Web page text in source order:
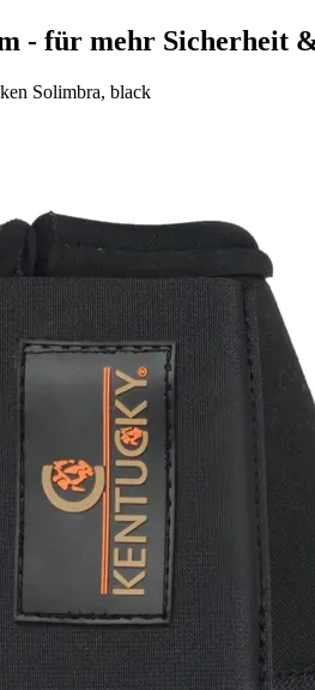
- für mehr Sicherheit
Solimbra, black